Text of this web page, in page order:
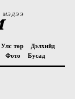
МЭДЭЭ
Улс төр
Дэлхийд
Фото Бусад